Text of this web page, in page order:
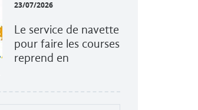
23/07/2026
Le service de navette
pour faire les courses
reprend en